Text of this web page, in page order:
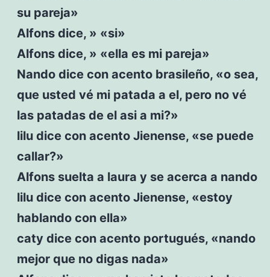
su pareja»
Alfons dice, » «si»
Alfons dice, » «ella es mi pareja»
Nando dice con acento brasileño, «o sea,
que usted vé mi patada a el, pero no vé
las patadas de el asi a mi?»
lilu dice con acento Jienense, «se puede
callar?»
Alfons suelta a laura y se acerca a nando
lilu dice con acento Jienense, «estoy
hablando con ella»
caty dice con acento portugués, «nando
mejor que no digas nada»